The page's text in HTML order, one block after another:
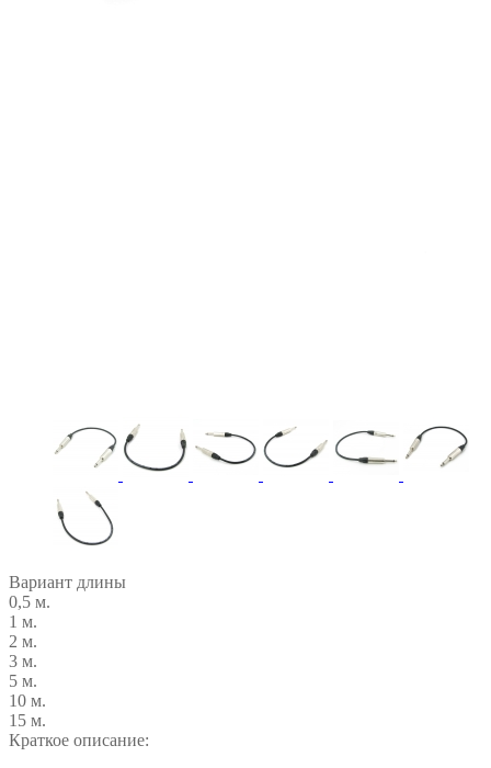
Вариант длины
0,5 м.
1 м.
2 м.
3 м.
5 м.
10 м.
15 м.
Краткое описание: